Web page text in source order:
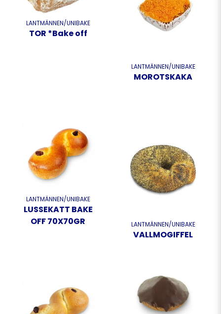
LANTMÄNNEN/UNIBAKE
TOR *Bake off
LANTMÄNNEN/UNIBAKE
MOROTSKAKA
LANTMÄNNEN/UNIBAKE
LUSSEKATT BAKE
OFF 70X70GR
LANTMÄNNEN/UNIBAKE
VALLMOGIFFEL